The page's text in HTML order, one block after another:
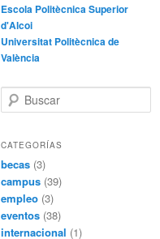
Escola Politècnica Superior
d'Alcoi
Universitat Politècnica de
València
u
c
r
CATEGORÍAS
becas (3)
campus (39)
empleo (3)
eventos (38)
internacional (1)